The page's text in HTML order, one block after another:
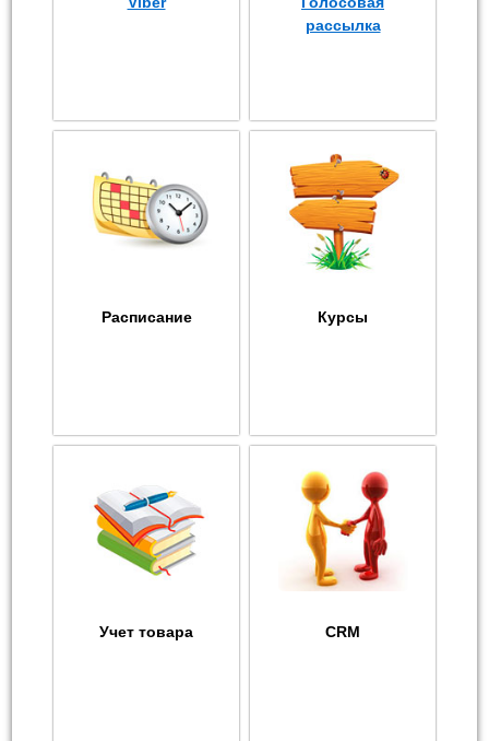
рассылка
Расписание Курсы
Учет товара CRM